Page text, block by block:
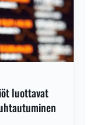
luottavat